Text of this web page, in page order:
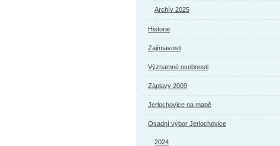
Archív 2025
Historie
Zajímavosti
Významné osobnosti
Záplavy 2009
Jerlochovice na mapě
Osadní výbor Jerlochovice
2024